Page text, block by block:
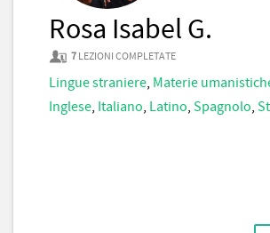
Rosa Isabel G.
7 LEZIONI COMPLETATE
Lingue straniere, Materie
Inglese, Italiano, Latino, Spagnolo,